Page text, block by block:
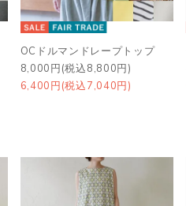
OCドルマンドレープトップ
8,000円(税込8,800円)
6,400円(税込7,040円)